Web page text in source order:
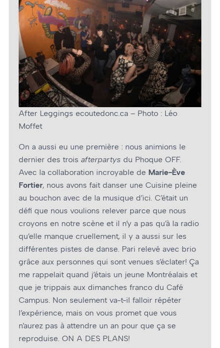
After Leggings ecoutedonc.ca – Photo : Léo
Moffet
On a aussi eu une première : nous animions le
dernier des trois afterpartys du Phoque OFF.
Avec la collaboration incroyable de Marie-Ève
Fortier, nous avons fait danser une Cuisine pleine
au bouchon avec de la musique d’ici. C’était un
défi que nous voulions relever parce que nous
croyons en notre scène et il n’y a pas qu’à la radio
qu’elle manque cruellement, il y a aussi sur les
différentes pistes de danse. Pari relevé avec brio
grâce aux personnes qui sont venues s’éclater! Ça
me rappelait quand j’étais un jeune Montréalais et
que je trippais aux dimanches franco du Café
Campus. Non seulement va-t-il falloir répéter
l’expérience, mais on vous promet que vous
n’aurez pas à attendre un an pour que ça se
reproduise. ON A DES PLANS!